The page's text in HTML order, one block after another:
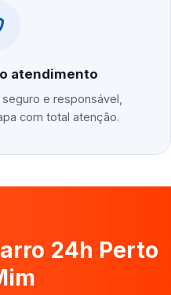
atendimento
e responsável,
com total atenção.
24h Perto